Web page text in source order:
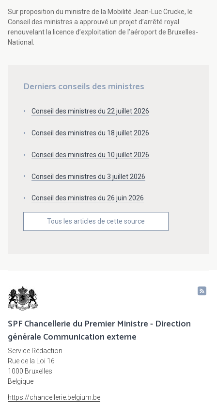
Sur proposition du ministre de la Mobilité Jean-Luc Crucke, le
Conseil des ministres a approuvé un projet d’arrêté royal
renouvelant la licence d’exploitation de l’aéroport de Bruxelles-
National.
Derniers conseils des ministres
Conseil des ministres du 22 juillet 2026
Conseil des ministres du 18 juillet 2026
Conseil des ministres du 10 juillet 2026
Conseil des ministres du 3 juillet 2026
Conseil des ministres du 26 juin 2026
Tous les articles de cette source
SPF Chancellerie du Premier Ministre - Direction
générale Communication externe
Service Rédaction
Rue de la Loi 16
1000 Bruxelles
Belgique
https://chancellerie.belgium.be